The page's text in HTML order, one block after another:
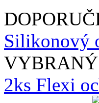
Silikonový
2ks Flexi